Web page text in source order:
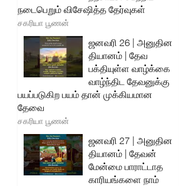
நடைபெறும் விசேஷித்த தேர்வுகள்
சகரியா பூணன்
ஜனவரி 26 | அனுதின
தியானம் | தேவ
பக்தியுள்ள வாழ்க்கை
வாழ்ந்திட தேவனுக்கு
பயப்படுகிற பயம் தான் முக்கியமான
தேவை
சகரியா பூணன்
ஜனவரி 27 | அனுதின
தியானம் | தேவன்
மேன்மை பாராட்டாத
காரியங்களை நாம்